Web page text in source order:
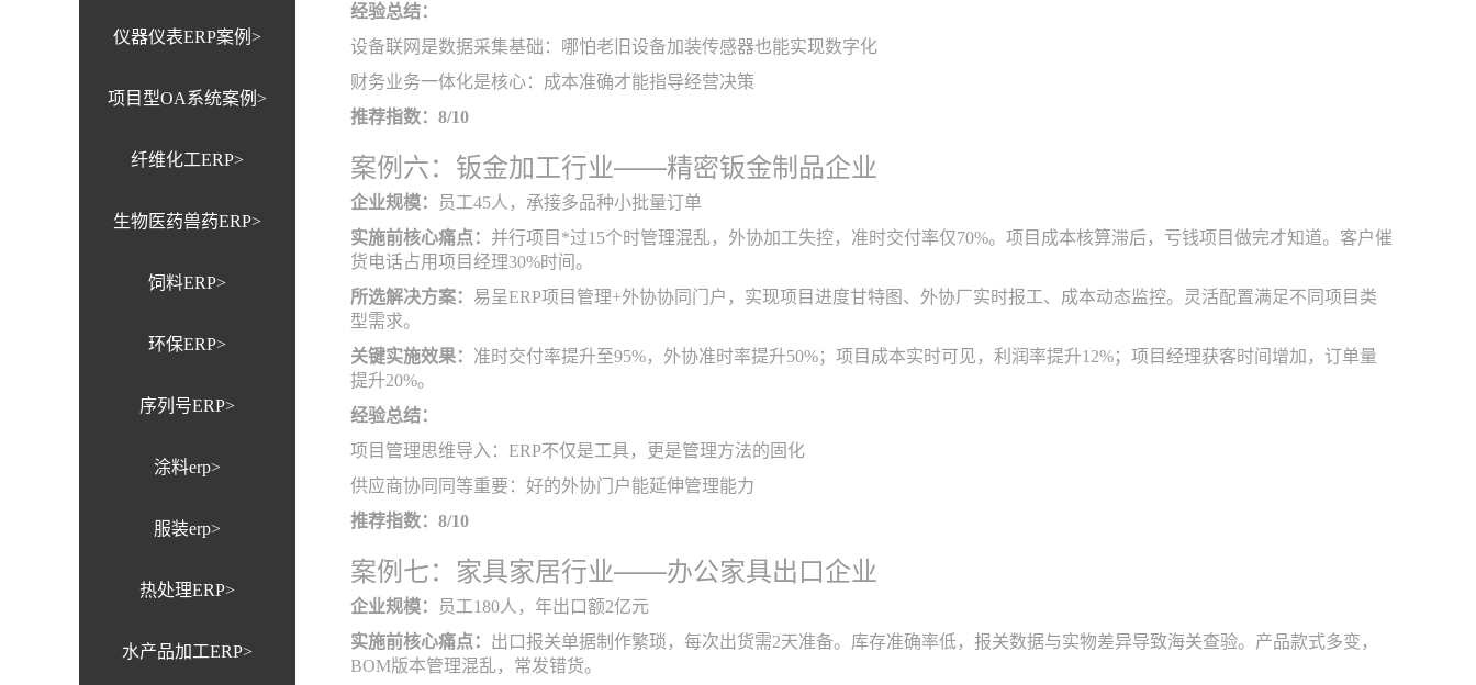
仪器仪表ERP案例>
项目型OA系统案例>
纤维化工ERP>
生物医药兽药ERP>
饲料ERP>
环保ERP>
序列号ERP>
涂料erp>
服装erp>
热处理ERP>
水产品加工ERP>
经验总结：
设备联网是数据采集基础：哪怕老旧设备加装传感器也能实现数字化
财务业务一体化是核心：成本准确才能指导经营决策
推荐指数：8/10
案例六：钣金加工行业——精密钣金制品企业
企业规模：
员工45人，承接多品种小批量订单
实施前核心痛点： 并行项目*过15个时管理混乱，外协加工失控，准时交付率仅70%。项目成本核算滞后，亏钱项目做完才知道。客户催
货电话占用项目经理30%时间。
所选解决方案： 易呈ERP项目管理+外协协同门户，实现项目进度甘特图、外协厂实时报工、成本动态监控。灵活配置满足不同项目类
型需求。
关键实施效果： 准时交付率提升至95%，外协准时率提升50%；项目成本实时可见，利润率提升12%；项目经理获客时间增加，订单量
提升20%。
经验总结：
项目管理思维导入：ERP不仅是工具，更是管理方法的固化
供应商协同同等重要：好的外协门户能延伸管理能力
推荐指数：8/10
案例七：家具家居行业——办公家具出口企业
企业规模：
员工180人，年出口额2亿元
实施前核心痛点： 出口报关单据制作繁琐，每次出货需2天准备。库存准确率低，报关数据与实物差异导致海关查验。产品款式多变，
BOM版本管理混乱，常发错货。